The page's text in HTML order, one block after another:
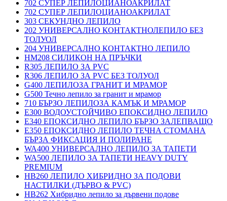
702 СУПЕР ЛЕПИЛОЦИАНОАКРИЛАТ
702 СУПЕР ЛЕПИЛОЦИАНОАКРИЛАТ
303 СЕКУНДНО ЛЕПИЛО
202 УНИВЕРСАЛНО КОНТАКТНОЛЕПИЛО БЕЗ
ТОЛУОЛ
204 УНИВЕРСАЛНО КОНТАКТНО ЛЕПИЛО
HM208 СИЛИКОН НА ПРЪЧКИ
R305 ЛЕПИЛО ЗА PVC
R306 ЛЕПИЛО ЗА PVC БЕЗ ТОЛУОЛ
G400 ЛЕПИЛОЗА ГРАНИТ И МРАМОP
G500 Течно лепило за гранит и мрамор
710 БЪРЗО ЛЕПИЛОЗА КАМЪК И МРАМОP
E300 ВОДОУСТОЙЧИВО ЕПОКСИДНО ЛЕПИЛО
E340 ЕПОКСИДНО ЛЕПИЛО БЪРЗО ЗАЛЕПВАЩО
E350 ЕПОКСИДНО ЛЕПИЛО ТЕЧНА СТОМАНА
БЪРЗА ФИКСАЦИЯ И ПОЛИРАНЕ
WA400 УНИВЕРСАЛНО ЛЕПИЛО ЗА ТАПЕТИ
WA500 ЛЕПИЛО ЗА ТАПЕТИ HEAVY DUTY
PREMIUM
HB260 ЛЕПИЛО ХИБРИДНО ЗА ПОДОВИ
НАСТИЛКИ (ДЪРВО & PVC)
HB262 Хибридно лепило за дървени подове